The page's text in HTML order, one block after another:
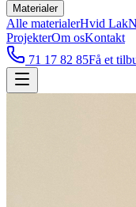
Materialer
Alle materialerHvid Lak
ProjekterOm osKontakt
71 17 82 85Få et